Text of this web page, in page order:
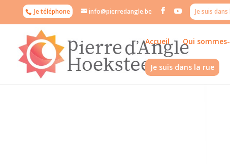
Je téléphone info@pierredangle.be Je suis
Accueil Qui
Je suis dans la rue